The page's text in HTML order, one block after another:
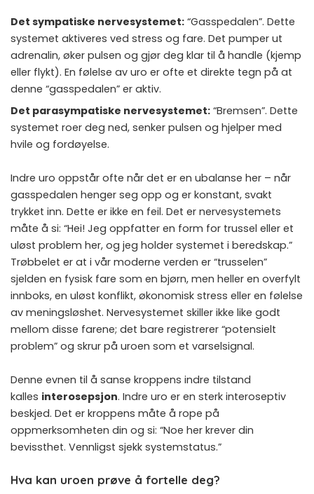
Det sympatiske nervesystemet: “Gasspedalen”. Dette
systemet aktiveres ved stress og fare. Det pumper ut
adrenalin, øker pulsen og gjør deg klar til å handle (kjemp
eller flykt). En følelse av uro er ofte et direkte tegn på at
denne “gasspedalen” er aktiv.
Det parasympatiske nervesystemet: “Bremsen”. Dette
systemet roer deg ned, senker pulsen og hjelper med
hvile og fordøyelse.
Indre uro oppstår ofte når det er en ubalanse her – når
gasspedalen henger seg opp og er konstant, svakt
trykket inn. Dette er ikke en feil. Det er nervesystemets
måte å si: “Hei! Jeg oppfatter en form for trussel eller et
uløst problem her, og jeg holder systemet i beredskap.”
Trøbbelet er at i vår moderne verden er “trusselen”
sjelden en fysisk fare som en bjørn, men heller en overfylt
innboks, en uløst konflikt, økonomisk stress eller en følelse
av meningsløshet. Nervesystemet skiller ikke like godt
mellom disse farene; det bare registrerer “potensielt
problem” og skrur på uroen som et varselsignal.
Denne evnen til å sanse kroppens indre tilstand
kalles interosepsjon. Indre uro er en sterk interoseptiv
beskjed. Det er kroppens måte å rope på
oppmerksomheten din og si: “Noe her krever din
bevissthet. Vennligst sjekk systemstatus.”
Hva kan uroen prøve å fortelle deg?